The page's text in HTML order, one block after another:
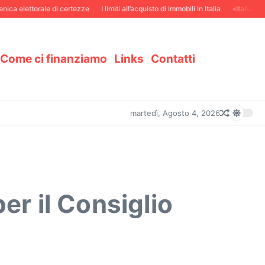
elettorale di certezze I limiti all’acquisto di immobili in Italia «Italiani in
Come ci finanziamo Links Contatti
martedì, Agosto 4, 2026
il Consiglio